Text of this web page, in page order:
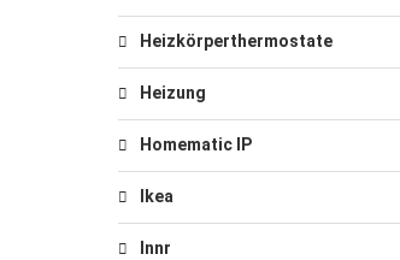
Heizkörperthermostate
Heizung
Homematic IP
Ikea
Innr